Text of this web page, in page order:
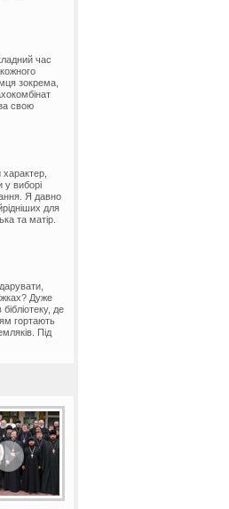
час
зокрема,
свою
у виборі
Я давно
для
та матір.
Дуже
де
гортають
Під